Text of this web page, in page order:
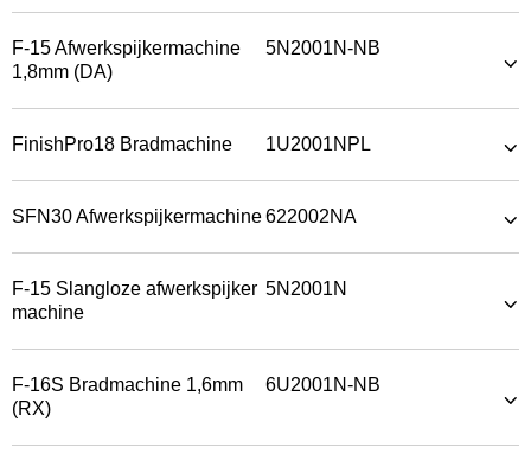
F-15 Afwerkspijkermachine
1,8mm (DA)
5N2001N-NB
FinishPro18 Bradmachine 1U2001NPL
SFN30 Afwerkspijkermachine622002NA
F-15 Slangloze afwerkspijker
machine
5N2001N
F-16S Bradmachine 1,6mm
(RX)
6U2001N-NB